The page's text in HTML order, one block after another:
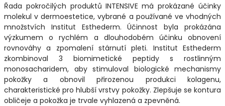
Řada pokročilých produktů INTENSIVE má prokázané účinky
molekul v dermoestetice, vybrané a používané ve vhodných
množstvích Institut Esthederm. Účinnost byla prokázána
výzkumem o rychlém a dlouhodobém účinku obnovení
rovnováhy a zpomalení stárnutí pleti. Institut Esthederm
zkombinoval 3 biomimetické peptidy s rostlinným
monosacharidem, aby stimuloval biologické mechanismy
pokožky a obnovil přirozenou produkci kolagenu,
charakteristické pro hlubší vrstvy pokožky. Zlepšuje se kontura
obličeje a pokožka je trvale vyhlazená a zpevněná.